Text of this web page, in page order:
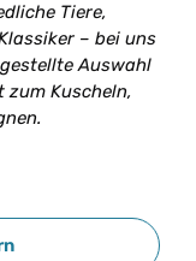
Tiere,
– bei uns
Auswahl
Kuscheln,